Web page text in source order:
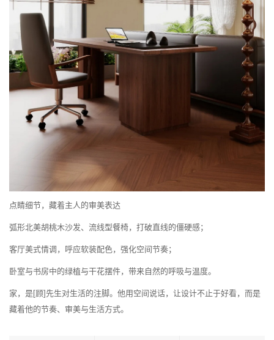
点睛细节，藏着主人的审美表达
弧形北美胡桃木沙发、流线型餐椅，打破直线的僵硬感；
客厅美式情调，呼应软装配色，强化空间节奏；
卧室与书房中的绿植与干花摆件，带来自然的呼吸与温度。
家，是[顾]先生对生活的注脚。他用空间说话，让设计不止于好看，而是
藏着他的节奏、审美与生活方式。